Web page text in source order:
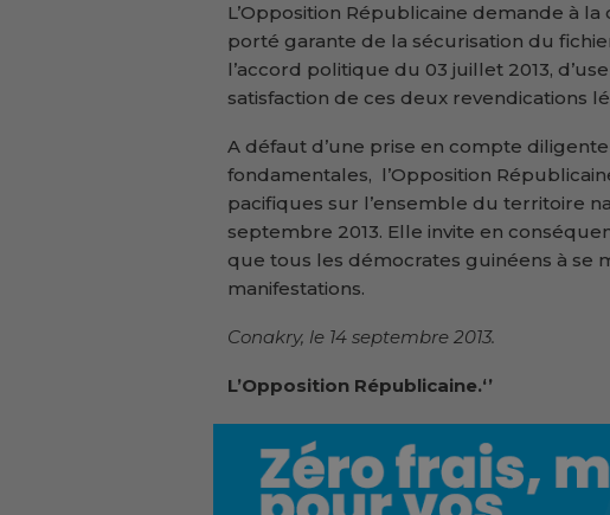
L’Opposition Républicaine demande à
porté garante de la sécurisation du
l’accord politique du 03 juillet 2013,
satisfaction de ces deux revendications
A défaut d’une prise en compte
fondamentales, l’Opposition
pacifiques sur l’ensemble du territoire
septembre 2013. Elle invite en
que tous les démocrates guinéens à se
manifestations.
Conakry, le 14 septembre 2013.
L’Opposition Républicaine.‘’